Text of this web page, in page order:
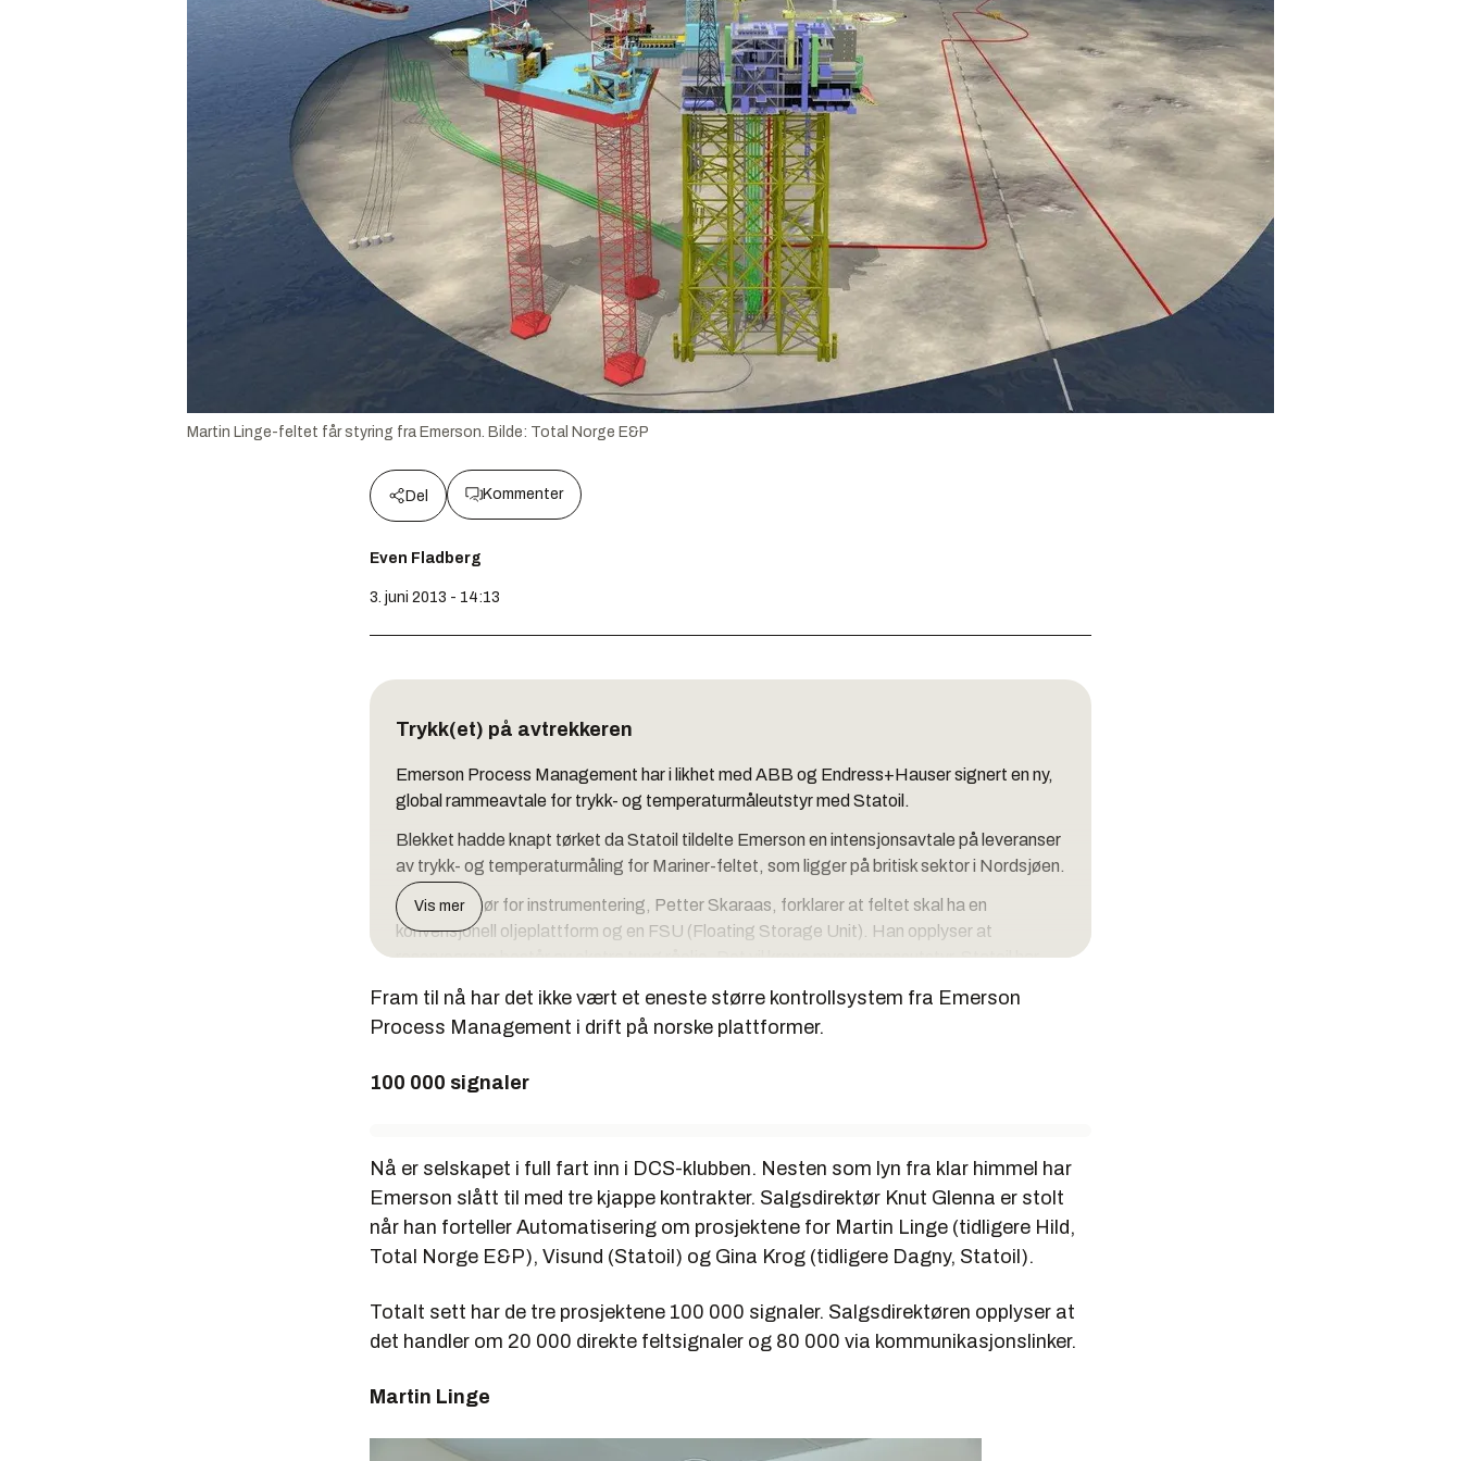
Martin Linge-feltet får styring fra Emerson. Bilde: Total Norge E&P
Del Kommenter
Even Fladberg
3. juni 2013 - 14:13
Trykk(et) på avtrekkeren
Emerson Process Management har i likhet med ABB og Endress+Hauser signert en ny,
global rammeavtale for trykk- og temperaturmåleutstyr med Statoil.
Blekket hadde knapt tørket da Statoil tildelte Emerson en intensjonsavtale på leveranser
av trykk- og temperaturmåling for Mariner-feltet, som ligger på britisk sektor i Nordsjøen.
Salgsdirektør for instrumentering, Petter Skaraas, forklarer at feltet skal ha en
konvensjonell oljeplattform og en FSU (Floating Storage Unit). Han opplyser at
reservoarene består av ekstra tung råolje. Det vil kreve mye prosessutstyr. Statoil har
Rammeavtalen for Mariner inneholder også en opsjon på leveranser til det nærliggende
utbyggingsløsningene.
I løpet av et par år har Emerson Process Management i Norge økt antall
produktansvarlige fra tre til ni. Daglig leder Asgeir Knutsen forklarer at styrkingen av
organisasjonen er en sentral del av selskapets strategiske plan for ekspansjonen i
Norge.
instrumentering, og utstyrsoptimalisering.
I dag er det egne produktsjefer for mengdemåling, nivåmåling, trykk- og
trådløse sensornettverk, service og sikkerhets- og kontrollsystem (SAS).
- Vi gjør dette for å styrke den lokale, faglige supporten som våre kunder etterspør, sier
Vis mer
Fram til nå har det ikke vært et eneste større kontrollsystem fra Emerson
Process Management i drift på norske plattformer.
100 000 signaler
Nå er selskapet i full fart inn i DCS-klubben. Nesten som lyn fra klar himmel har
Emerson slått til med tre kjappe kontrakter. Salgsdirektør Knut Glenna er stolt
når han forteller Automatisering om prosjektene for Martin Linge (tidligere Hild,
Total Norge E&P), Visund (Statoil) og Gina Krog (tidligere Dagny, Statoil).
Totalt sett har de tre prosjektene 100 000 signaler. Salgsdirektøren opplyser at
det handler om 20 000 direkte feltsignaler og 80 000 via kommunikasjonslinker.
Martin Linge